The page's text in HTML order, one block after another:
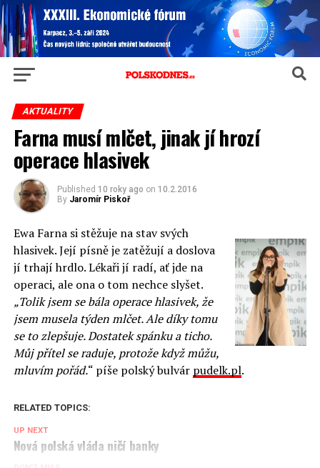
AKTUALITY
Farna musí mlčet, jinak jí hrozí
operace hlasivek
Published 10 roky ago on 10.2.2016
By Jaromír Piskoř
Ewa Farna si stěžuje na stav svých
hlasivek. Její písně je zatěžují a doslova
jí trhají hrdlo. Lékaři jí radí, ať jde na
operaci, ale ona o tom nechce slyšet.
„Tolik jsem se bála operace hlasivek, že
jsem musela týden mlčet. Ale díky tomu
se to zlepšuje. Dostatek spánku a ticho.
Můj přítel se raduje, protože když můžu,
mluvím pořád.“ píše polský bulvár pudelk.pl.
RELATED TOPICS:
UP NEXT
Nová polská vláda ničí banky